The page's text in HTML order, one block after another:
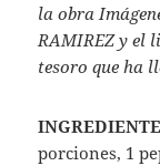
la obra
RAMIREZ y el
tesoro que ha
porciones, 1